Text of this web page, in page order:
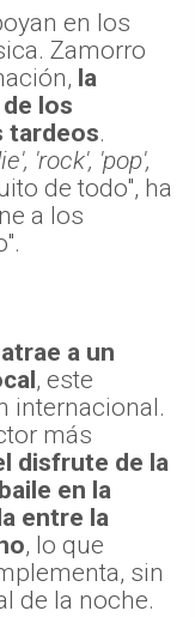
en los
Zamorro
la
los
tardeos.
'rock', 'pop',
de todo", ha
a los
atrae a un
, este
internacional.
más
disfrute de la
en la
entre la
, lo que
sin
de la noche.